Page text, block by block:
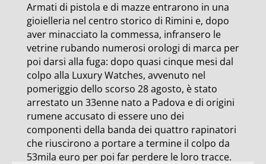
Armati di pistola e di mazze entrarono in una
gioielleria nel centro storico di Rimini e, dopo
aver minacciato la commessa, infransero le
vetrine rubando numerosi orologi di marca per
poi darsi alla fuga: dopo quasi cinque mesi dal
colpo alla Luxury Watches, avvenuto nel
pomeriggio dello scorso 28 agosto, è stato
arrestato un 33enne nato a Padova e di origini
rumene accusato di essere uno dei
componenti della banda dei quattro rapinatori
che riuscirono a portare a termine il colpo da
53mila euro per poi far perdere le loro tracce.